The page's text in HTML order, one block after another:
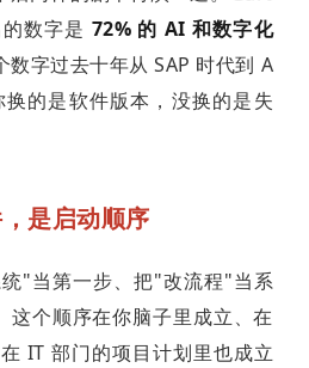
数字是 72% 的 AI 和数字化
数字过去十年从 SAP 时代到 A
的是软件版本，没换的是失
是启动顺序
"当第一步、把"改流程"当系
这个顺序在你脑子里成立、在
IT 部门的项目计划里也成立